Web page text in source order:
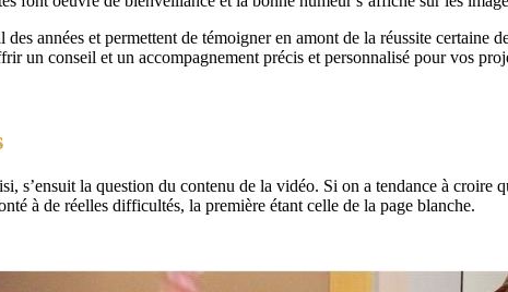
années et permettent de témoigner en amont de la réussite
un conseil et un accompagnement précis et personnalisé pour vos
s’ensuit la question du contenu de la vidéo. Si on a tendance à
à de réelles difficultés, la première étant celle de la page blanche.